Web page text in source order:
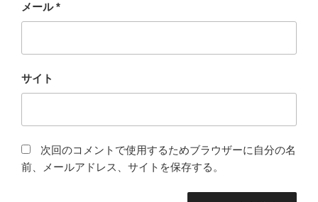
メール*
サイト
次回のコメントで使用するためブラウザーに自分の名
前、メールアドレス、サイトを保存する。